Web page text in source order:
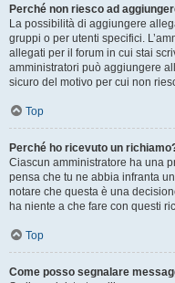
Perché non riesco ad
La possibilità di aggiungere
gruppi o per utenti specifici.
allegati per il forum in cui stai
amministratori può aggiungere
sicuro del motivo per cui non
Top
Perché ho ricevuto un
Ciascun amministratore ha una
pensa che tu ne abbia infranta
notare che questa è una
ha niente a che fare con questi
Top
Come posso segnalare